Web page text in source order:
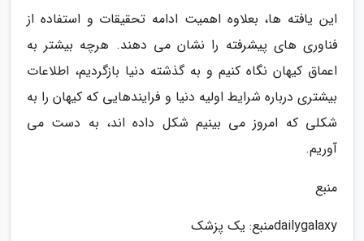
این یافته ها، بعلاوه اهمیت ادامه تحقیقات و استفاده از
فناوری های پیشرفته را نشان می دهند. هرچه بیشتر به
اعماق کیهان نگاه کنیم و به گذشته دنیا بازگردیم، اطلاعات
بیشتری درباره شرایط اولیه دنیا و فرایندهایی که کیهان را به
شکلی که امروز می بینیم شکل داده اند، به دست می
آوریم.
منبع
dailygalaxyمنبع: یک پزشک